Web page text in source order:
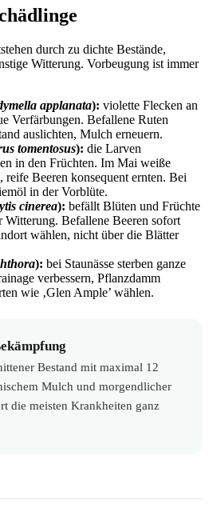
durch zu dichte Bestände,
Witterung. Vorbeugung ist immer
applanata): violette Flecken an
Verfärbungen. Befallene Ruten
auslichten, Mulch erneuern.
tomentosus): die Larven
in den Früchten. Im Mai weiße
reife Beeren konsequent ernten. Bei
in der Vorblüte.
cinerea): befällt Blüten und Früchte
Witterung. Befallene Beeren sofort
wählen, nicht über die Blätter
): bei Staunässe sterben ganze
verbessern, Pflanzdamm
wie ‚Glen Ample’ wählen.
Bestand mit maximal 12
Mulch und morgendlicher
die meisten Krankheiten ganz